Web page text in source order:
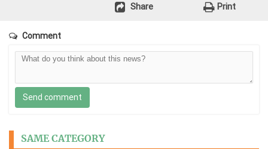
Share Print
Comment
Send comment
SAME CATEGORY